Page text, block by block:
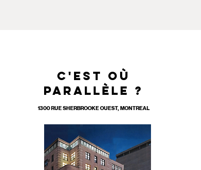
C'EST OÙ
PARALLÈLE ?
1300 RUE SHERBROOKE OUEST, MONTREAL